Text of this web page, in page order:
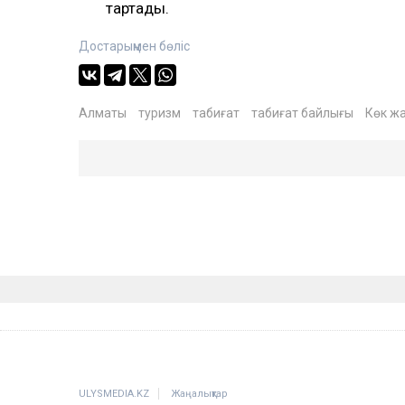
тартады.
Достарыңмен бөліс
Алматы туризм табиғат табиғат байлығы Көк
ULYSMEDIA.KZ Жаңалықтар